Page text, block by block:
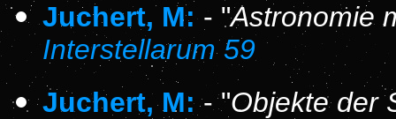
Juchert, M:- "Astronomie
Interstellarum 59
Juchert, M:- "Objekte der